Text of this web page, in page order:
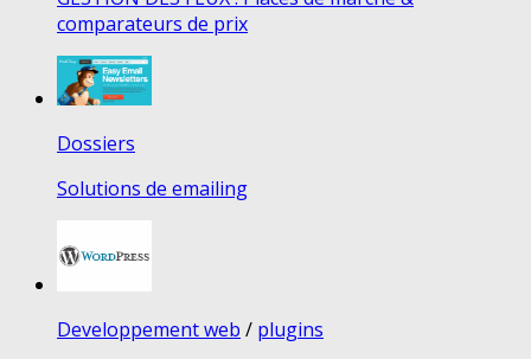
comparateurs de prix
Dossiers
Solutions de emailing
Developpement web / plugins